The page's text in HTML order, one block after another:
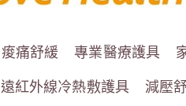
痠痛舒緩 專業醫療護具
遠紅外線冷熱敷護具 減壓